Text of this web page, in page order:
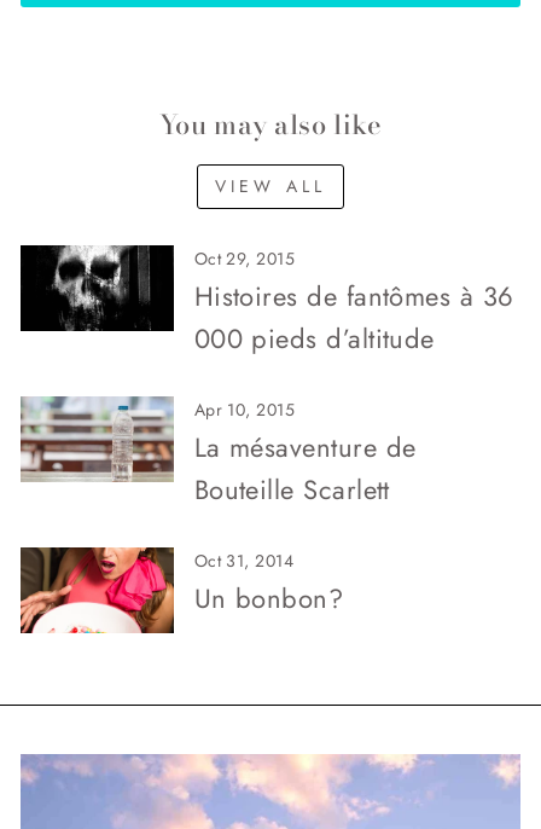
You may also like
VIEW ALL
Oct 29, 2015
Histoires de fantômes à 36
000 pieds d’altitude
Apr 10, 2015
La mésaventure de
Bouteille Scarlett
Oct 31, 2014
Un bonbon?